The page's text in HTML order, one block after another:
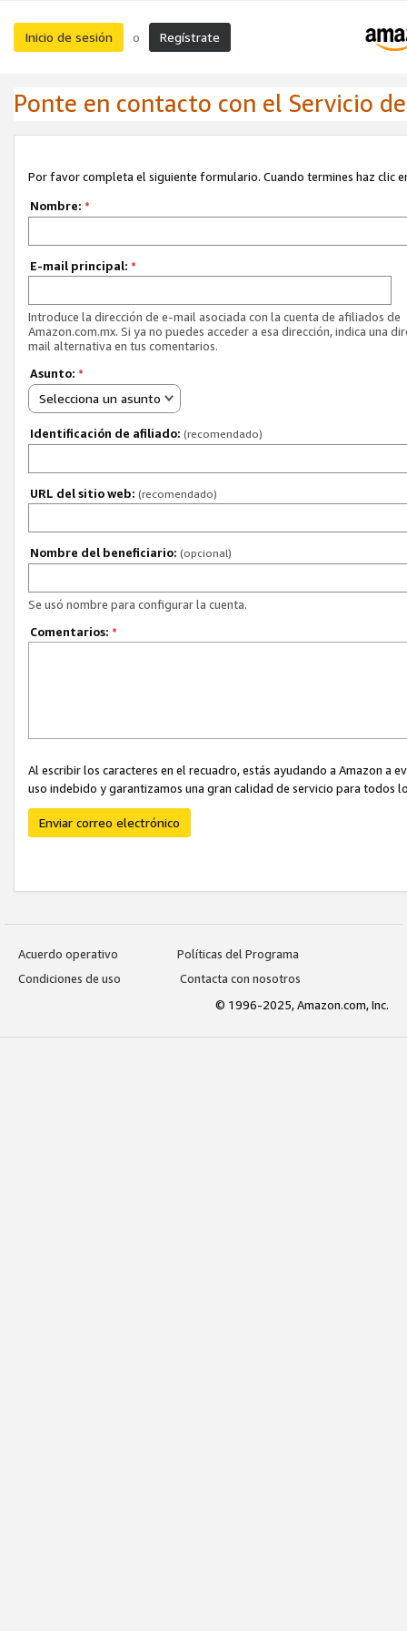
Inicio de sesión o Regístrate
Ponte en contacto con el Servicio
Por favor completa el siguiente formulario. Cuando termines haz clic
Nombre: *
E-mail principal: *
Introduce la dirección de e-mail asociada con la cuenta de afiliados de
Amazon.com.mx. Si ya no puedes acceder a esa dirección, indica una
mail alternativa en tus comentarios.
Asunto: *
Selecciona un asunto
Identificación de afiliado: (recomendado)
URL del sitio web: (recomendado)
Nombre del beneficiario: (opcional)
Se usó nombre para configurar la cuenta.
Comentarios: *
Al escribir los caracteres en el recuadro, estás ayudando a Amazon
uso indebido y garantizamos una gran calidad de servicio para todos
Enviar correo electrónico
Acuerdo operativo
Políticas del Programa
Condiciones de uso
Contacta con nosotros
© 1996-2025, Amazon.com, Inc.